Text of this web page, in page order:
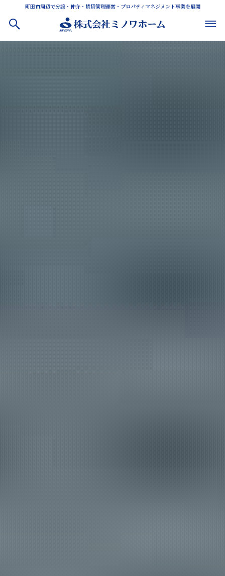
町田市周辺で分譲・仲介・賃貸管理運営・プロパティマネジメント事業を展開